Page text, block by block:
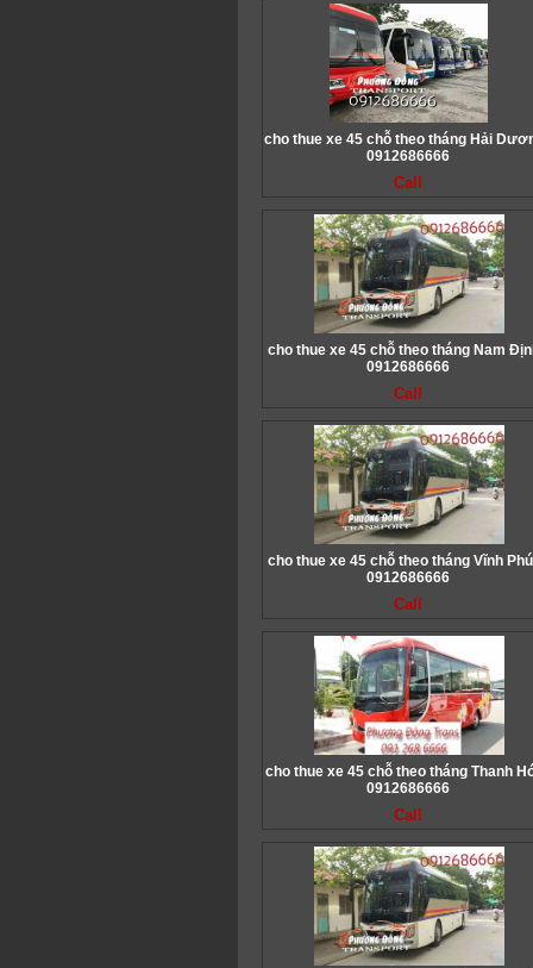
cho thue xe 45 chỗ theo tháng Hải
0912686666
Call
cho thue xe 45 chỗ theo tháng Nam
0912686666
Call
cho thue xe 45 chỗ theo tháng Vĩnh
0912686666
Call
cho thue xe 45 chỗ theo tháng Thanh
0912686666
Call